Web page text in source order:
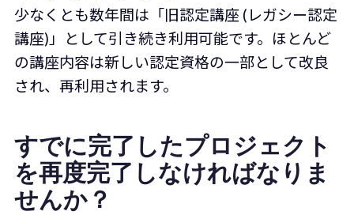
少なくとも数年間は「旧認定講座 (レガシー認定
講座)」として引き続き利用可能です。ほとんど
の講座内容は新しい認定資格の一部として改良
され、再利用されます。
すでに完了したプロジェクト
を再度完了しなければなりま
せんか？